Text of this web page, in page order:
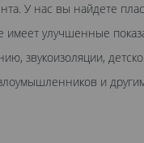
У нас вы найдете
имеет улучшенные
звукоизоляции,
и